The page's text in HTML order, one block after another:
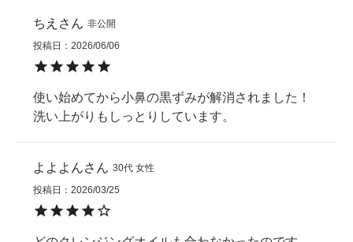
ちえ
非公開
投稿日
2026/06/06
使い始めてから小鼻の黒ずみが解消されました！
洗い上がりもしっとりしています。
よよよん 30代 女性
投稿日
2026/03/25